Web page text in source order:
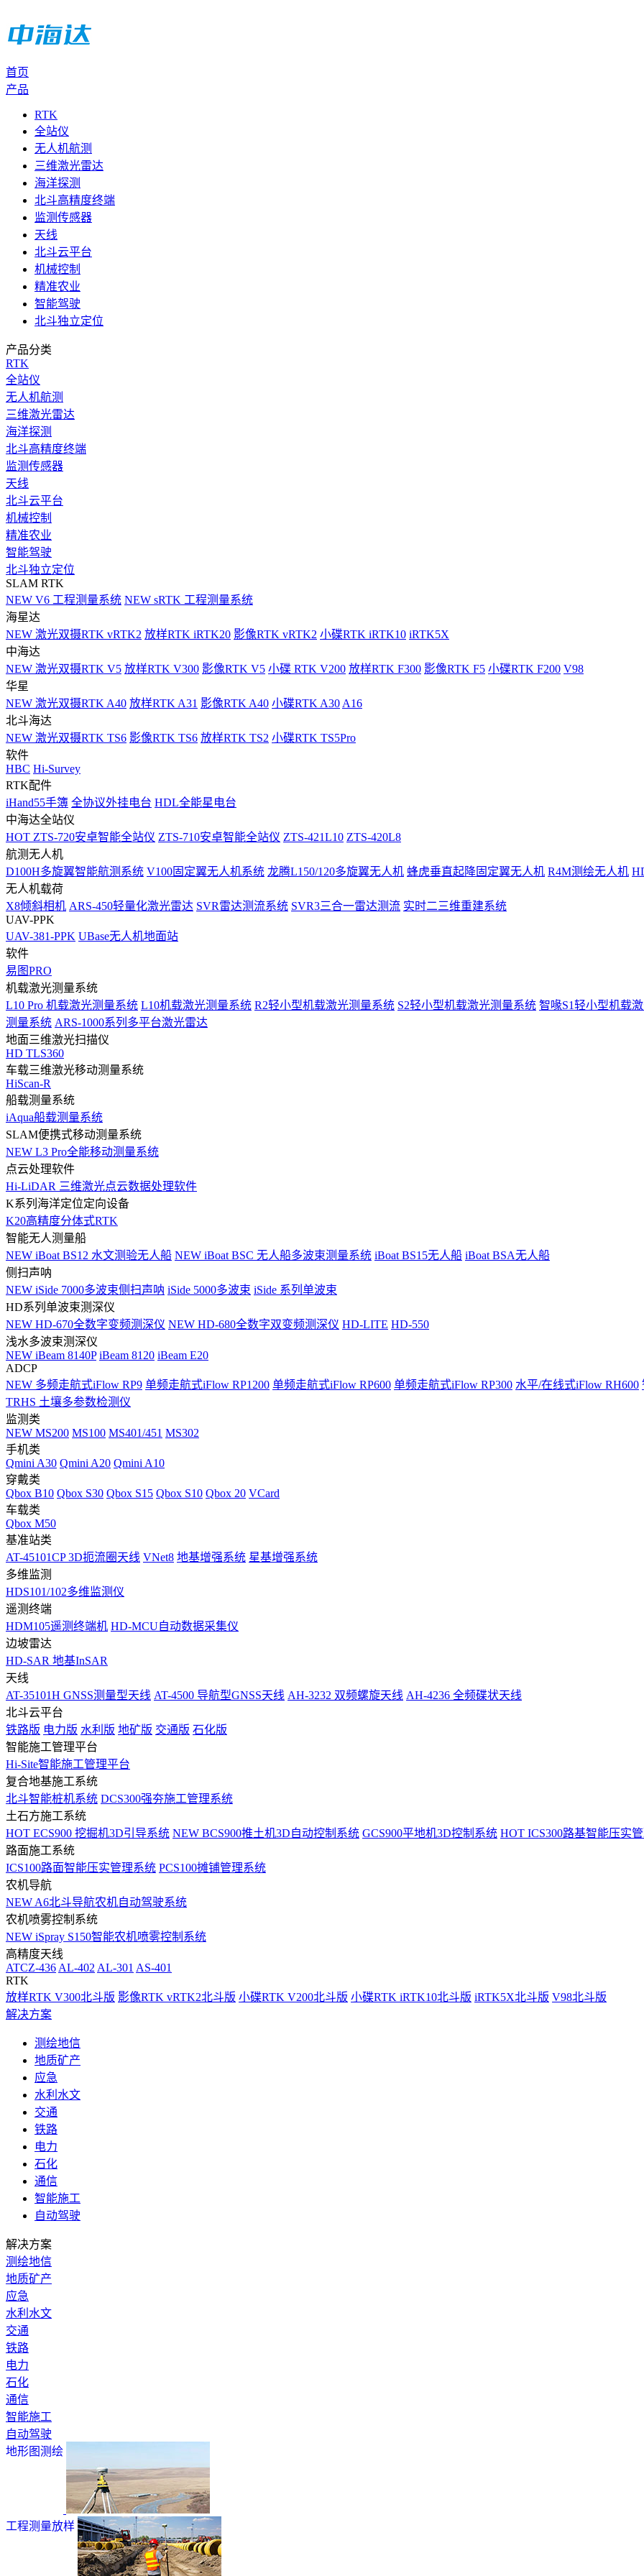
首页
产品
RTK
全站仪
无人机航测
三维激光雷达
海洋探测
北斗高精度终端
监测传感器
天线
北斗云平台
机械控制
精准农业
智能驾驶
北斗独立定位
产品分类
RTK
全站仪
无人机航测
三维激光雷达
海洋探测
北斗高精度终端
监测传感器
天线
北斗云平台
机械控制
精准农业
智能驾驶
北斗独立定位
SLAM RTK
NEW V6 工程测量系统 NEW sRTK 工程测量系统
海星达
NEW 激光双摄RTK vRTK2 放样RTK iRTK20 影像RTK vRTK2 小碟RTK iRTK10 iRTK5X
中海达
NEW 激光双摄RTK V5 放样RTK V300 影像RTK V5 小碟 RTK V200 放样RTK F300 影像RTK F5 小碟RTK F200 V98
华星
NEW 激光双摄RTK A40 放样RTK A31 影像RTK A40 小碟RTK A30 A16
北斗海达
NEW 激光双摄RTK TS6 影像RTK TS6 放样RTK TS2 小碟RTK TS5Pro
软件
HBC Hi-Survey
RTK配件
iHand55手簿 全协议外挂电台 HDL全能星电台
中海达全站仪
HOT ZTS-720安卓智能全站仪 ZTS-710安卓智能全站仪 ZTS-421L10 ZTS-420L8
航测无人机
D100H多旋翼智能航测系统 V100固定翼无人机系统 龙腾L150/120多旋翼无人机 蜂虎垂直起降固定翼无人机 R4M测绘无人机
无人机载荷
X8倾斜相机 ARS-450轻量化激光雷达 SVR雷达测流系统 SVR3三合一雷达测流 实时二三维重建系统
UAV-PPK
UAV-381-PPK UBase无人机地面站
软件
易图PRO
机载激光测量系统
L10 Pro 机载激光测量系统 L10机载激光测量系统 R2轻小型机载激光测量系统 S2轻小型机载激光测量系统 智喙S1轻小型机载
测量系统 ARS-1000系列多平台激光雷达
地面三维激光扫描仪
HD TLS360
车载三维激光移动测量系统
HiScan-R
船载测量系统
iAqua船载测量系统
SLAM便携式移动测量系统
NEW L3 Pro全能移动测量系统
点云处理软件
Hi-LiDAR 三维激光点云数据处理软件
K系列海洋定位定向设备
K20高精度分体式RTK
智能无人测量船
NEW iBoat BS12 水文测验无人船 NEW iBoat BSC 无人船多波束测量系统 iBoat BS15无人船 iBoat BSA无人船
侧扫声呐
NEW iSide 7000多波束侧扫声呐 iSide 5000多波束 iSide 系列单波束
HD系列单波束测深仪
NEW HD-670全数字变频测深仪 NEW HD-680全数字双变频测深仪 HD-LITE HD-550
浅水多波束测深仪
NEW iBeam 8140P iBeam 8120 iBeam E20
ADCP
NEW 多频走航式iFlow RP9 单频走航式iFlow RP1200 单频走航式iFlow RP600 单频走航式iFlow RP300 水平/在线式iFlow RH600
TRHS 土壤多参数检测仪
监测类
NEW MS200 MS100 MS401/451 MS302
手机类
Qmini A30 Qmini A20 Qmini A10
穿戴类
Qbox B10 Qbox S30 Qbox S15 Qbox S10 Qbox 20 VCard
车载类
Qbox M50
基准站类
AT-45101CP 3D扼流圈天线 VNet8 地基增强系统 星基增强系统
多维监测
HDS101/102多维监测仪
遥测终端
HDM105遥测终端机 HD-MCU自动数据采集仪
边坡雷达
HD-SAR 地基InSAR
天线
AT-35101H GNSS测量型天线 AT-4500 导航型GNSS天线 AH-3232 双频螺旋天线 AH-4236 全频碟状天线
北斗云平台
铁路版 电力版 水利版 地矿版 交通版 石化版
智能施工管理平台
Hi-Site智能施工管理平台
复合地基施工系统
北斗智能桩机系统 DCS300强夯施工管理系统
土石方施工系统
HOT ECS900 挖掘机3D引导系统 NEW BCS900推土机3D自动控制系统 GCS900平地机3D控制系统 HOT ICS300路基智能压实
路面施工系统
ICS100路面智能压实管理系统 PCS100摊铺管理系统
农机导航
NEW A6北斗导航农机自动驾驶系统
农机喷雾控制系统
NEW iSpray S150智能农机喷雾控制系统
高精度天线
ATCZ-436 AL-402 AL-301 AS-401
RTK
放样RTK V300北斗版 影像RTK vRTK2北斗版 小碟RTK V200北斗版 小碟RTK iRTK10北斗版 iRTK5X北斗版 V98北斗版
解决方案
测绘地信
地质矿产
应急
水利水文
交通
铁路
电力
石化
通信
智能施工
自动驾驶
解决方案
测绘地信
地质矿产
应急
水利水文
交通
铁路
电力
石化
通信
智能施工
自动驾驶
地形图测绘
工程测量放样